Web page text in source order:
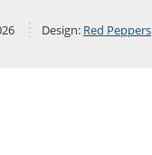
Design: Red Peppers